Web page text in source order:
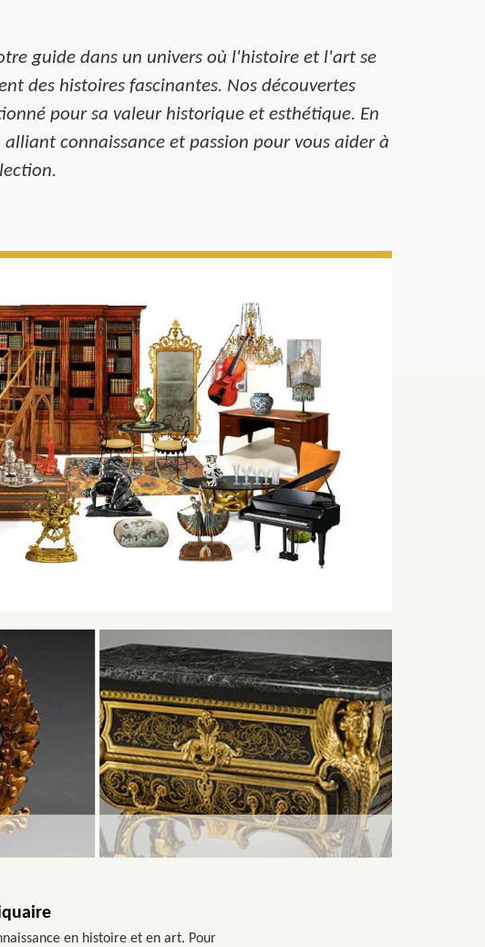
guide dans un univers où l'histoire et l'art se
des histoires fascinantes. Nos découvertes
pour sa valeur historique et esthétique. En
connaissance et passion pour vous aider à
en histoire et en art. Pour